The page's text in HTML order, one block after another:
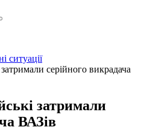
ситуації
серійного викрадача
затримали
ВАЗів